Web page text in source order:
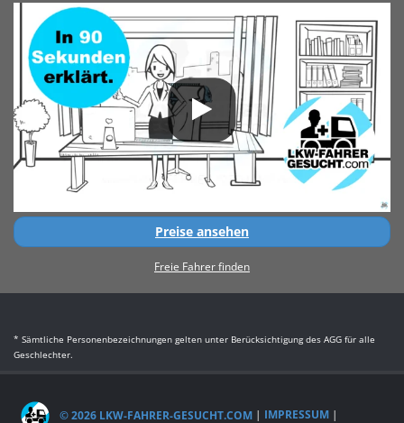
Preise ansehen
Freie Fahrer finden
* Sämtliche Personenbezeichnungen gelten unter Berücksichtigung des AGG für alle
Geschlechter.
© 2026 LKW-FAHRER-GESUCHT.COM | IMPRESSUM |